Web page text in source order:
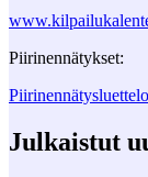
Piirinennätykset:
Piirinennätysluettelo
Julkaistut